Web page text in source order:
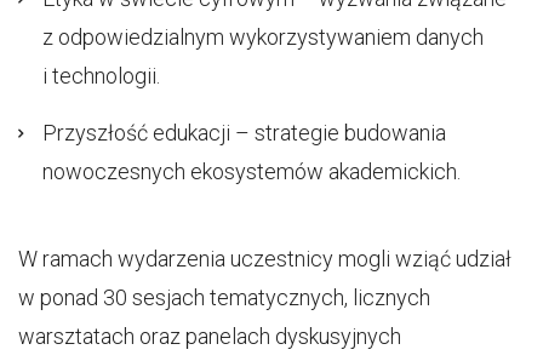
z odpowiedzialnym wykorzystywaniem danych
i technologii.
Przyszłość edukacji – strategie budowania
nowoczesnych ekosystemów akademickich.
W ramach wydarzenia uczestnicy mogli wziąć udział
w ponad 30 sesjach tematycznych, licznych
warsztatach oraz panelach dyskusyjnych